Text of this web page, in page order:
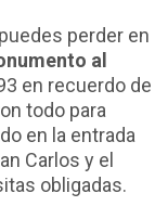
perder en
al
en recuerdo de
todo para
en la entrada
Carlos y el
obligadas.